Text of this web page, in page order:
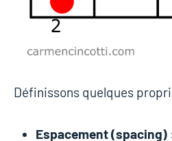
Définissons quelques
Espacement (spacing)